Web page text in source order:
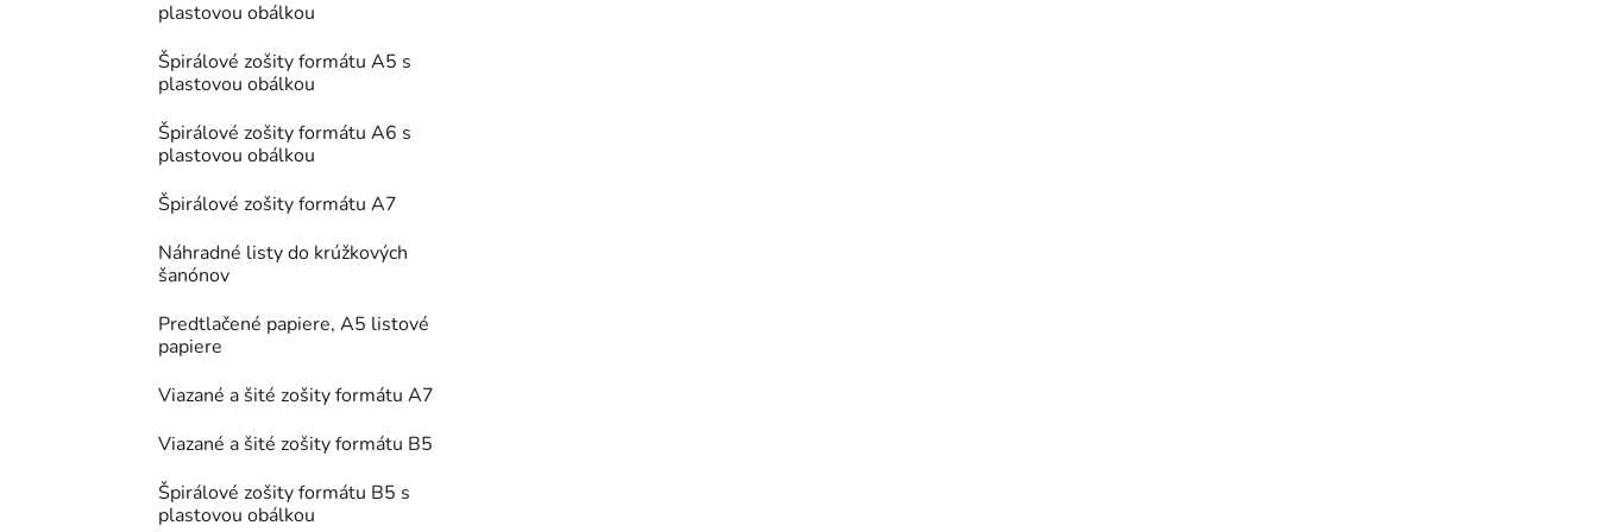
plastovou obálkou
Špirálové zošity formátu A5 s
plastovou obálkou
Špirálové zošity formátu A6 s
plastovou obálkou
Špirálové zošity formátu A7
Náhradné listy do krúžkových
šanónov
Predtlačené papiere, A5 listové
papiere
Viazané a šité zošity formátu A7
Viazané a šité zošity formátu B5
Špirálové zošity formátu B5 s
plastovou obálkou